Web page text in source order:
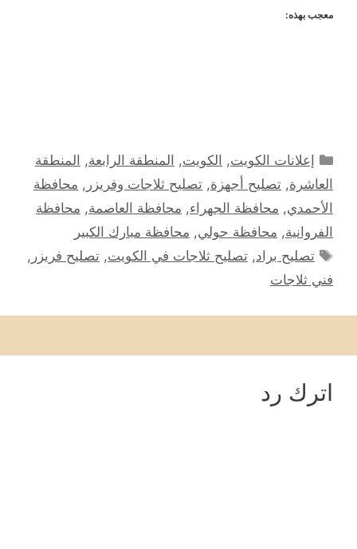
معجب بهذه:
التصنيفات
إعلانات الكويت, الكويت, المنطقة الرابعة, المنطقة
العاشرة, تصليح أجهزة, تصليح ثلاجات وفريزر , محافظة
الأحمدي, محافظة الجهراء, محافظة العاصمة, محافظة
الفروانية, محافظة حولي, محافظة مبارك الكبير
الوسوم
تصليح براد,تصليح ثلاجات في الكويت,تصليح فريزر ,
فني ثلاجات
اترك رد